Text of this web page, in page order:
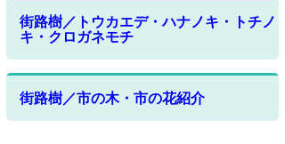
街路樹／トウカエデ・ハナノキ・トチノ
キ・クロガネモチ
街路樹／市の木・市の花紹介